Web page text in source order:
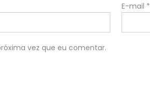
E-mail *
vez que eu comentar.